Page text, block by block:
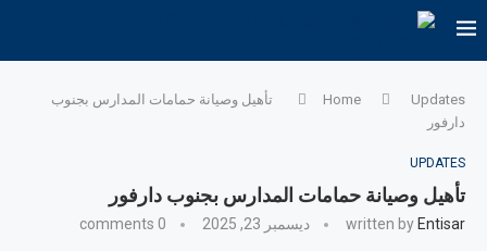
Home Updates
تأهيل وصيانة حمامات المدارس بجنوب
دارفور
UPDATES
تأهيل وصيانة حمامات المدارس بجنوب دارفور
written by Entisar ديسمبر 23, 2025 0 comments